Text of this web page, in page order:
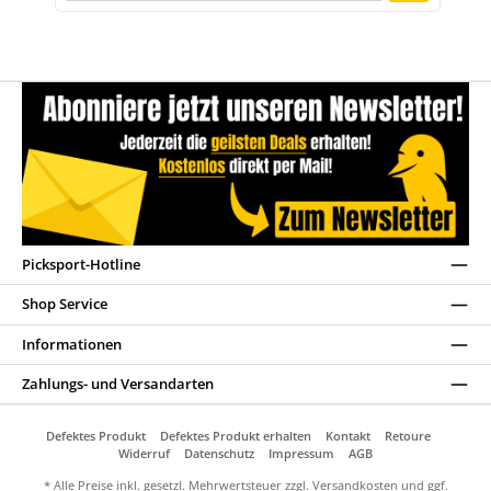
Picksport-Hotline
Shop Service
Informationen
Zahlungs- und Versandarten
Defektes Produkt Defektes Produkt erhalten Kontakt
Retoure
Widerruf
Datenschutz Impressum
AGB
* Alle Preise inkl. gesetzl. Mehrwertsteuer zzgl. Versandkosten und ggf.